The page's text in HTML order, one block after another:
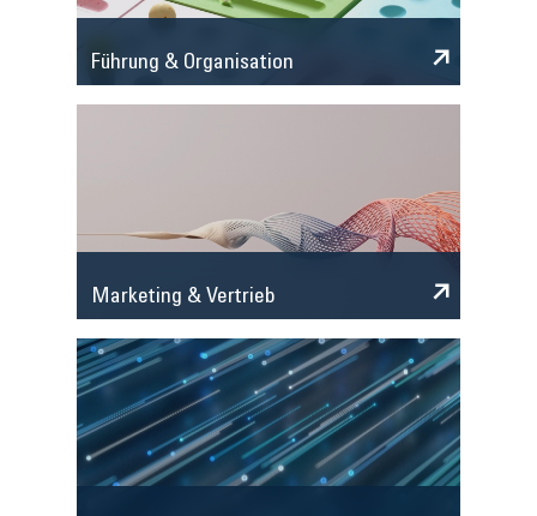
Führung & Organisation
Marketing & Vertrieb